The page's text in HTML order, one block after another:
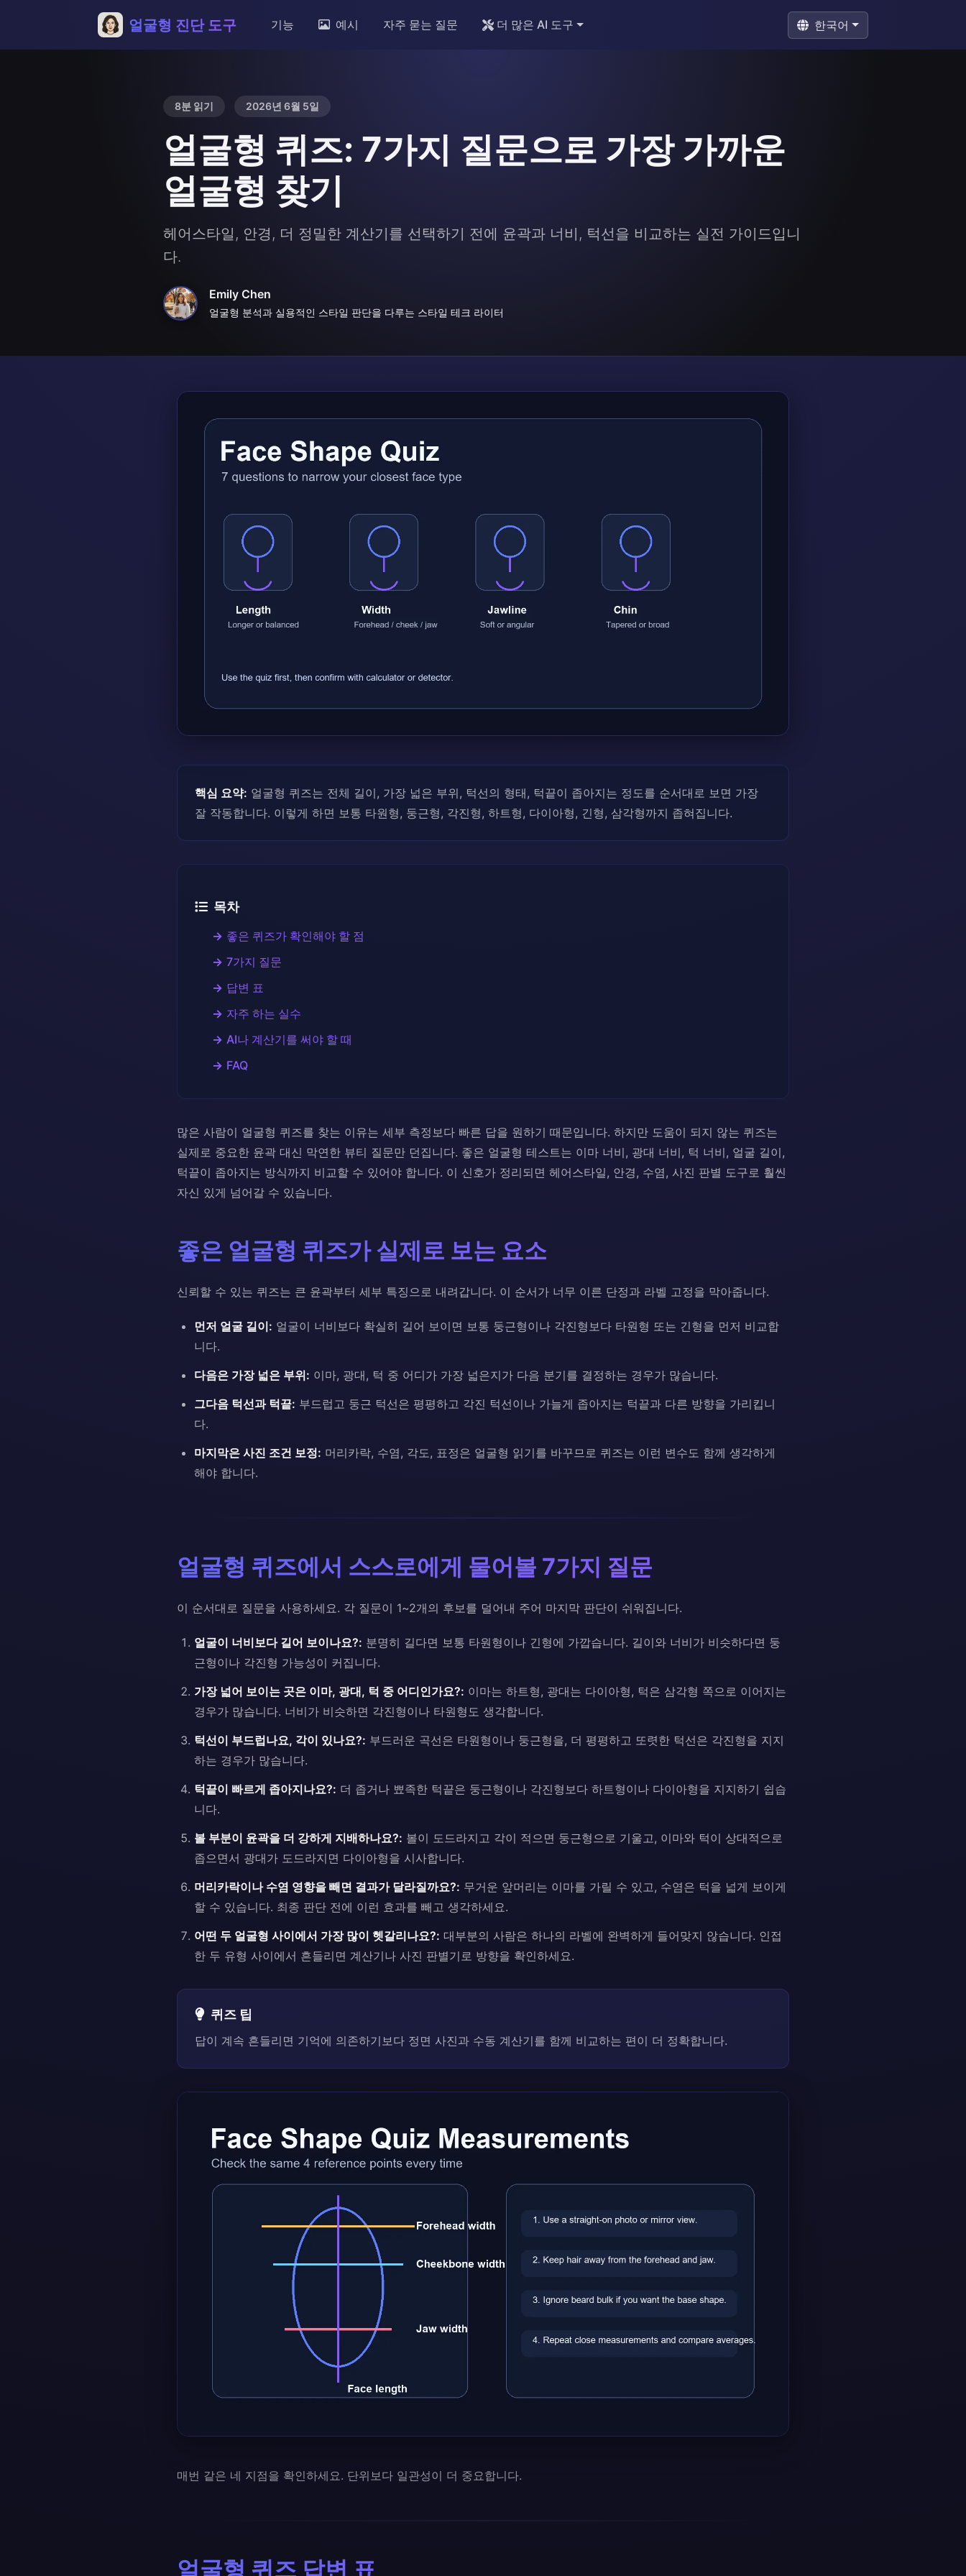
얼굴형 진단 도구 기능 예시 자주 묻는 질문 더 많은 AI 도구 한국어
8분 읽기 2026년 6월 5일
얼굴형 퀴즈: 7가지 질문으로 가장 가까운
얼굴형 찾기
헤어스타일, 안경, 더 정밀한 계산기를 선택하기 전에 윤곽과 너비, 턱선을 비교하는 실전 가이드입니
다.
Emily Chen
얼굴형 분석과 실용적인 스타일 판단을 다루는 스타일 테크 라이터
핵심 요약: 얼굴형 퀴즈는 전체 길이, 가장 넓은 부위, 턱선의 형태, 턱끝이 좁아지는 정도를 순서대로 보면 가장
잘 작동합니다. 이렇게 하면 보통 타원형, 둥근형, 각진형, 하트형, 다이아형, 긴형, 삼각형까지 좁혀집니다.
목차
좋은 퀴즈가 확인해야 할 점
7가지 질문
답변 표
자주 하는 실수
AI나 계산기를 써야 할 때
FAQ
많은 사람이 얼굴형 퀴즈를 찾는 이유는 세부 측정보다 빠른 답을 원하기 때문입니다. 하지만 도움이 되지 않는 퀴즈는
실제로 중요한 윤곽 대신 막연한 뷰티 질문만 던집니다. 좋은 얼굴형 테스트는 이마 너비, 광대 너비, 턱 너비, 얼굴 길이,
턱끝이 좁아지는 방식까지 비교할 수 있어야 합니다. 이 신호가 정리되면 헤어스타일, 안경, 수염, 사진 판별 도구로 훨씬
자신 있게 넘어갈 수 있습니다.
좋은 얼굴형 퀴즈가 실제로 보는 요소
신뢰할 수 있는 퀴즈는 큰 윤곽부터 세부 특징으로 내려갑니다. 이 순서가 너무 이른 단정과 라벨 고정을 막아줍니다.
먼저 얼굴 길이: 얼굴이 너비보다 확실히 길어 보이면 보통 둥근형이나 각진형보다 타원형 또는 긴형을 먼저 비교합
니다.
다음은 가장 넓은 부위: 이마, 광대, 턱 중 어디가 가장 넓은지가 다음 분기를 결정하는 경우가 많습니다.
그다음 턱선과 턱끝: 부드럽고 둥근 턱선은 평평하고 각진 턱선이나 가늘게 좁아지는 턱끝과 다른 방향을 가리킵니
다.
마지막은 사진 조건 보정: 머리카락, 수염, 각도, 표정은 얼굴형 읽기를 바꾸므로 퀴즈는 이런 변수도 함께 생각하게
해야 합니다.
얼굴형 퀴즈에서 스스로에게 물어볼 7가지 질문
이 순서대로 질문을 사용하세요. 각 질문이 1~2개의 후보를 덜어내 주어 마지막 판단이 쉬워집니다.
얼굴이 너비보다 길어 보이나요?: 분명히 길다면 보통 타원형이나 긴형에 가깝습니다. 길이와 너비가 비슷하다면 둥
근형이나 각진형 가능성이 커집니다.
가장 넓어 보이는 곳은 이마, 광대, 턱 중 어디인가요?: 이마는 하트형, 광대는 다이아형, 턱은 삼각형 쪽으로 이어지는
경우가 많습니다. 너비가 비슷하면 각진형이나 타원형도 생각합니다.
턱선이 부드럽나요, 각이 있나요?: 부드러운 곡선은 타원형이나 둥근형을, 더 평평하고 또렷한 턱선은 각진형을 지지
하는 경우가 많습니다.
턱끝이 빠르게 좁아지나요?: 더 좁거나 뾰족한 턱끝은 둥근형이나 각진형보다 하트형이나 다이아형을 지지하기 쉽습
니다.
볼 부분이 윤곽을 더 강하게 지배하나요?: 볼이 도드라지고 각이 적으면 둥근형으로 기울고, 이마와 턱이 상대적으로
좁으면서 광대가 도드라지면 다이아형을 시사합니다.
머리카락이나 수염 영향을 빼면 결과가 달라질까요?: 무거운 앞머리는 이마를 가릴 수 있고, 수염은 턱을 넓게 보이게
할 수 있습니다. 최종 판단 전에 이런 효과를 빼고 생각하세요.
어떤 두 얼굴형 사이에서 가장 많이 헷갈리나요?: 대부분의 사람은 하나의 라벨에 완벽하게 들어맞지 않습니다. 인접
한 두 유형 사이에서 흔들리면 계산기나 사진 판별기로 방향을 확인하세요.
퀴즈 팁
답이 계속 흔들리면 기억에 의존하기보다 정면 사진과 수동 계산기를 함께 비교하는 편이 더 정확합니다.
매번 같은 네 지점을 확인하세요. 단위보다 일관성이 더 중요합니다.
얼굴형 퀴즈 답변 표